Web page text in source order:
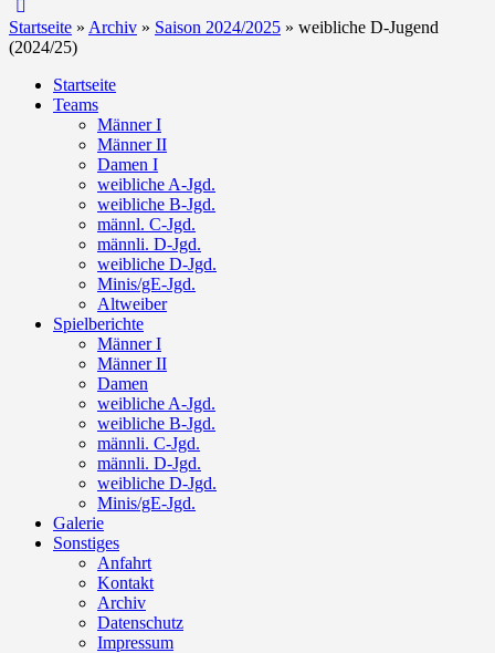
Startseite » Archiv » Saison 2024/2025 » weibliche D-Jugend
(2024/25)
Startseite
Teams
Männer I
Männer II
Damen I
weibliche A-Jgd.
weibliche B-Jgd.
männl. C-Jgd.
männli. D-Jgd.
weibliche D-Jgd.
Minis/gE-Jgd.
Altweiber
Spielberichte
Männer I
Männer II
Damen
weibliche A-Jgd.
weibliche B-Jgd.
männli. C-Jgd.
männli. D-Jgd.
weibliche D-Jgd.
Minis/gE-Jgd.
Galerie
Sonstiges
Anfahrt
Kontakt
Archiv
Datenschutz
Impressum